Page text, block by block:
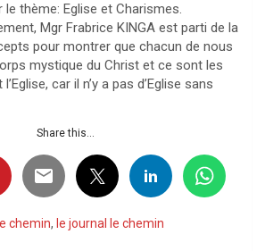
le thème: Eglise et Charismes.
Mgr Frabrice KINGA est parti de la
pour montrer que chacun de nous
mystique du Christ et ce sont les
car il n’y a pas d’Eglise sans
Share this...
chemin, le journal le chemin